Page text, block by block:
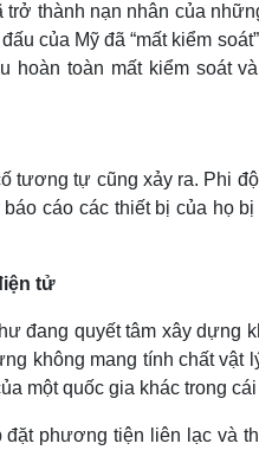
thành nạn nhân của
của Mỹ đã “mất kiểm
hoàn toàn mất kiểm soát
tương tự cũng xảy ra. Phi
cáo các thiết bị của họ
tử
đang quyết tâm xây dựng
không mang tính chất vật
một quốc gia khác trong cái
phương tiện liên lạc và